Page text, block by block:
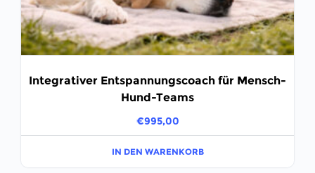
Integrativer Entspannungscoach für Mensch-
Hund-Teams
€995,00
IN DEN WARENKORB